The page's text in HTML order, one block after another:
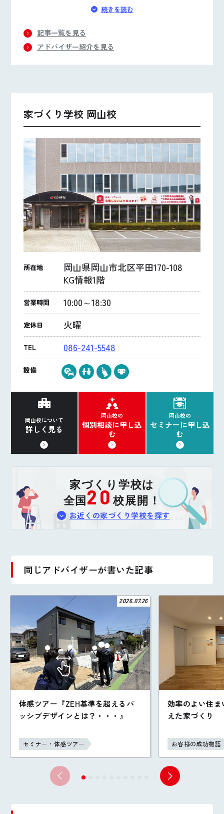
しくありません！私自身の失敗談も交えて大切なこ
ら一緒に解決していきましょう。
続きを読む
記事一覧を見る
アドバイザー紹介を見る
家づくり学校 岡山校
所在地
岡山県岡山市北区平田170-108
KG情報1階
営業時間 10:00～18:30
定休日 火曜
TEL 086-241-5548
設備
岡山校について
詳しく見る
岡山校の
個別相談に申し込
む
岡山校の
セミナーに申し込
む
家づくり学校は
全国 20校展開！
お近くの家づくり学校を探す
同じアドバイザーが書いた記事
体感ツアー『ZEH基準を超えるパ
ッシブデザインとは？・・・』
2026.07.26
セミナー・体感ツアー
効率のよい住
えた家づくり
お客様の成功物語